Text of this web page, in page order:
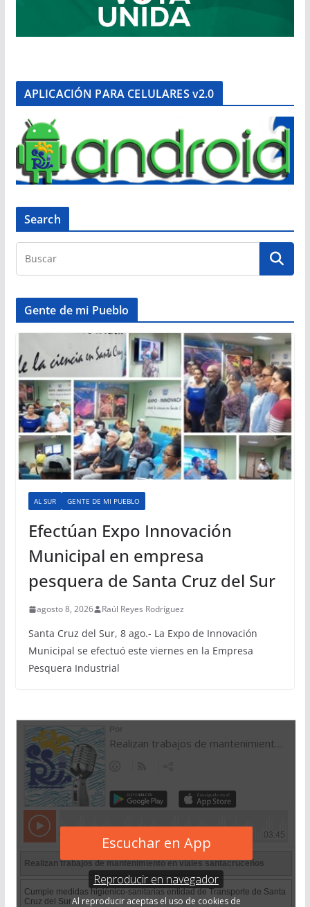
APLICACIÓN PARA CELULARES v2.0
Search
Gente de mi Pueblo
AL SUR GENTE DE MI PUEBLO
Efectúan Expo Innovación
Municipal en empresa
pesquera de Santa Cruz del Sur
agosto 8, 2026 Raúl Reyes Rodríguez
Santa Cruz del Sur, 8 ago.- La Expo de Innovación
Municipal se efectuó este viernes en la Empresa
Pesquera Industrial